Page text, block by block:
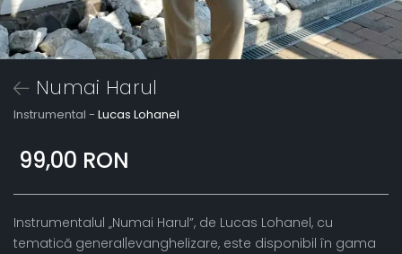
Numai Harul
Instrumental - Lucas Lohanel
99,00 RON
Instrumentalul „Numai Harul”, de Lucas Lohanel, cu
tematică general|evanghelizare, este disponibil în gama